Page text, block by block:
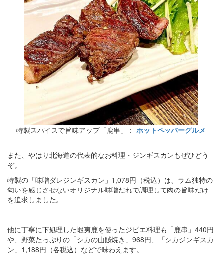
特製スパイスで旨味アップ「鹿串」： ホットペッパーグルメ
また、やはり北海道の代表的なお料理・ジンギスカンもぜひどう
ぞ。
特製の「味噌ダレジンギスカン」1,078円（税込）は、ラム独特の
匂いを感じさせないオリジナル味噌だれで調理して肉の旨味だけ
を追求しました。
他に丁寧に下処理した蝦夷鹿を使ったジビエ料理も「鹿串」440円
や、野菜たっぷりの「シカの山賊焼き」968円、「シカジンギスカ
ン」1,188円（各税込）などで味わえます。